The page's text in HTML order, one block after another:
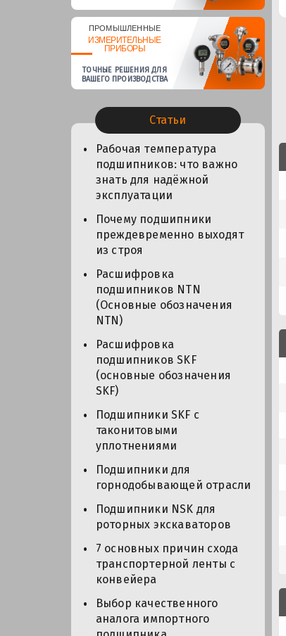
ПРОМЫШЛЕННЫЕ
ИЗМЕРИТЕЛЬНЫЕ
ПРИБОРЫ
ТОЧНЫЕ РЕШЕНИЯ ДЛЯ
ВАШЕГО ПРОИЗВОДСТВА
Статьи
Рабочая температура
подшипников: что важно
знать для надёжной
эксплуатации
Почему подшипники
преждевременно выходят
из строя
Расшифровка
подшипников NTN
(Основные обозначения
NTN)
Расшифровка
подшипников SKF
(основные обозначения
SKF)
Подшипники SKF с
таконитовыми
уплотнениями
Подшипники для
горнодобывающей отрасли
Подшипники NSK для
роторных экскаваторов
7 основных причин схода
транспортерной ленты с
конвейера
Выбор качественного
аналога импортного